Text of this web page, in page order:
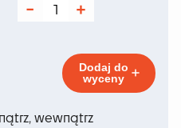
ilość
30cm
Dodaj do
wyceny
wewnątrz